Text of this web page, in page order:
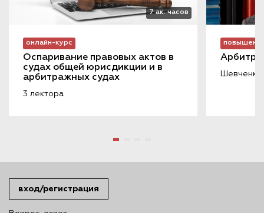
7 ак. часов
онлайн-курс
Оспаривание правовых актов в
судах общей юрисдикции и в
арбитражных судах
3 лектора
Шевченко
вход/регистрация